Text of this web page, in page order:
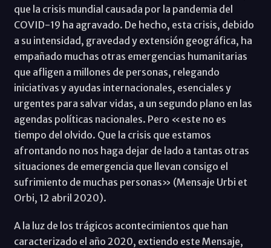
que la crisis mundial causada por la pandemia del
COVID-19 ha agravado. De hecho, esta crisis, debido
a su intensidad, gravedad y extensión geográfica, ha
empañado muchas otras emergencias humanitarias
que afligen a millones de personas, relegando
iniciativas y ayudas internacionales, esenciales y
urgentes para salvar vidas, a un segundo plano en las
agendas políticas nacionales. Pero «este no es
tiempo del olvido. Que la crisis que estamos
afrontando no nos haga dejar de lado a tantas otras
situaciones de emergencia que llevan consigo el
sufrimiento de muchas personas» (Mensaje Urbi et
Orbi, 12 abril 2020).
A la luz de los trágicos acontecimientos que han
caracterizado el año 2020, extiendo este Mensaje,